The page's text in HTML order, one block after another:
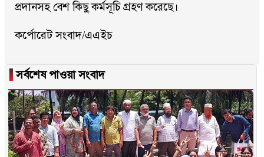
প্রদানসহ বেশ কিছু কর্মসূচি গ্রহণ করেছে।
কর্পোরেট সংবাদ/এএইচ
▐সর্বশেষ পাওয়া সংবাদ